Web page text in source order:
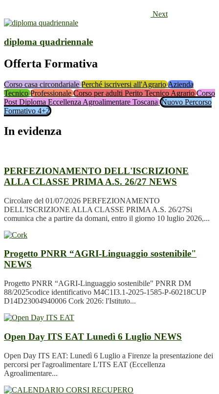
Next
diploma quadriennale
Offerta Formativa
Corso casa circondarialePerché iscriversi all'AgrarioAzienda
TecnicoProfessionaleCorso per adulti Perito Tecnico AgrarioCorso
Post Diploma Eccellenza Agroalimentare ToscanaNuovo Percorso
Formativo 4+2
In evidenza
PERFEZIONAMENTO DELL'ISCRIZIONE
ALLA CLASSE PRIMA A.S. 26/27 NEWS
Circolare del 01/07/2026 PERFEZIONAMENTO
DELL'ISCRIZIONE ALLA CLASSE PRIMA A.S. 26/27Si
comunica che a partire da domani, entro il giorno 10 luglio 2026,...
Progetto PNRR “AGRI-Linguaggio sostenibile"
NEWS
Progetto PNRR “AGRI-Linguaggio sostenibile" PNRR DM
88/2025codice identificativo M4C1I3.1-2025-1585-P-60218CUP
D14D23004940006 Cork 2026: l'Istituto...
Open Day ITS EAT Lunedì 6 Luglio NEWS
Open Day ITS EAT: Lunedì 6 Luglio a Firenze la presentazione dei
percorsi per l'agroalimentare L'ITS EAT (Eccellenza
Agroalimentare...